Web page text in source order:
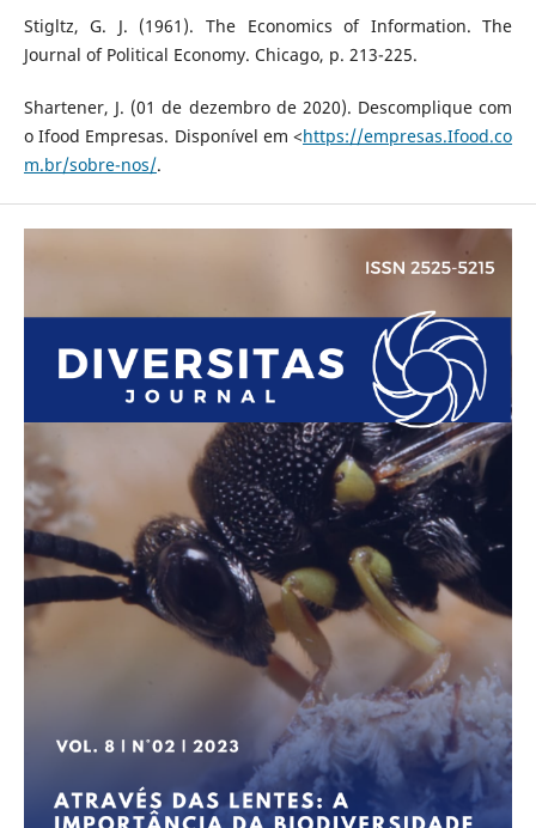
Stigltz, G. J. (1961). The Economics of Information. The
Journal of Political Economy. Chicago, p. 213-225.
Shartener, J. (01 de dezembro de 2020). Descomplique com
o Ifood Empresas. Disponível em <https://empresas.Ifood.co
m.br/sobre-nos/.